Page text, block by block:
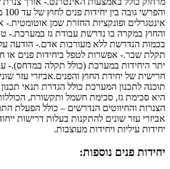
אינטגרלים ופונקציות החזרת שמן אוטומטית.-
והחוץ במקרה בו נדרשת עבודת גז במערכת.-
בכמות הנדרשת ללא מעורבות אדם.- הודעה
תקלת שבר.- אפשרות לטפל ביחידות פנים או
יתר היחידות במערכת (כולל תקלה במדחס).-
חרישית של יחידת החוץ והפנים.אביזרי עזר
תוכנה לתכנון המערכת כולל הגדרת תנאי
היא סכימת גז, סכימת חשמל ותקשורת,
הצנרות והחיווטים הנדרשים – כולל הפעלת
אביזרי עזר שונים להתקנות בעלות דרישות
יחידות עיליות ויחידות מעוצבות.
יחידות פנים נוספות: